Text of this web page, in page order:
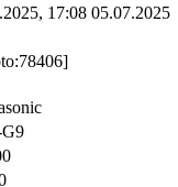
17:08 05.07.2025